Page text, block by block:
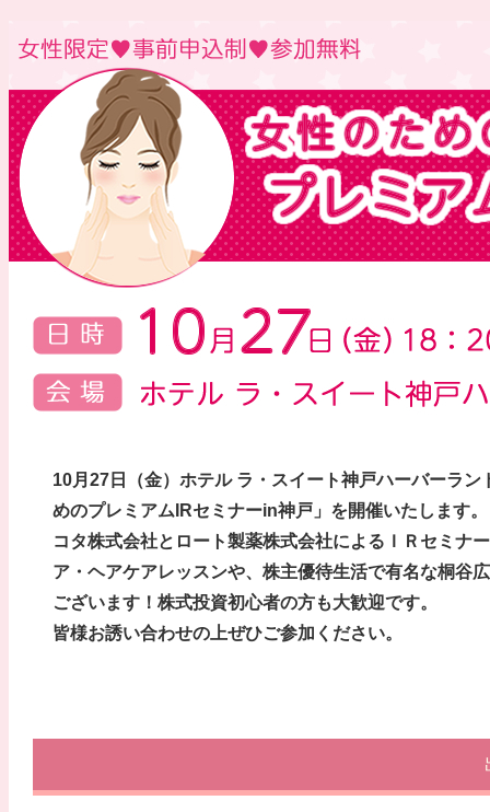
10月27日（金）ホテル ラ・スイート神戸ハーバーラン
めのプレミアムIRセミナーin神戸」を開催いたします。
コタ株式会社とロート製薬株式会社によるＩＲセミナ
ア・ヘアケアレッスンや、株主優待生活で有名な桐谷
ございます！株式投資初心者の方も大歓迎です。
皆様お誘い合わせの上ぜひご参加ください。